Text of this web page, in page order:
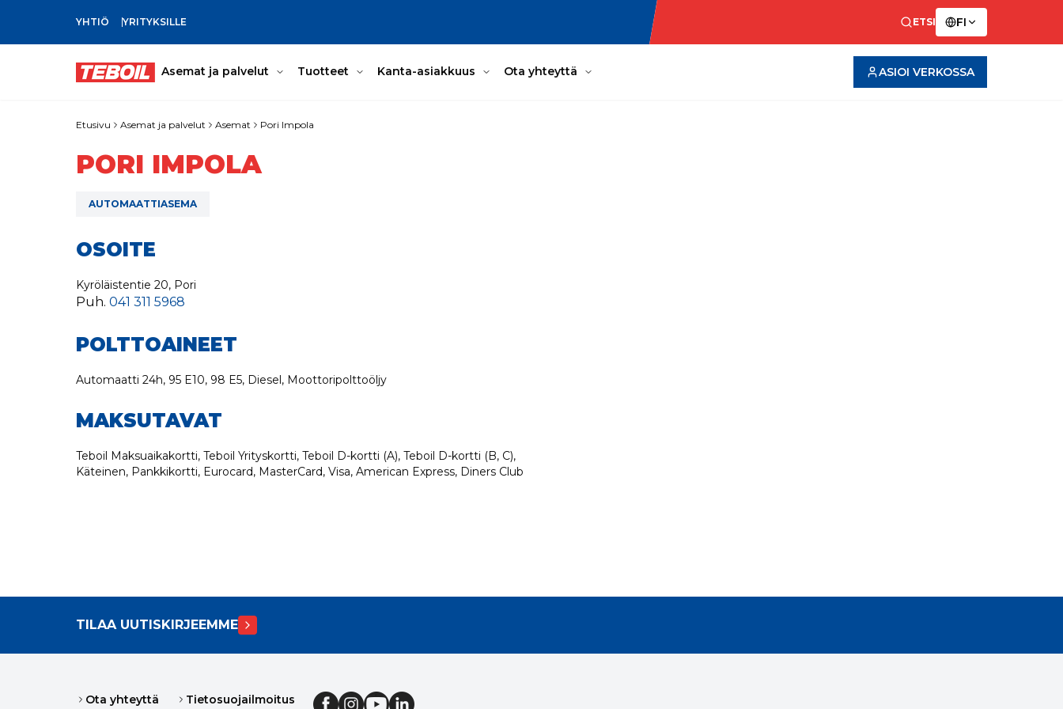
SIIRRY PÄÄSISÄLTÖÖN
YHTIÖ YRITYKSILLE ETSI FI
Asemat ja palvelut Tuotteet Kanta-asiakkuus Ota yhteyttä ASIOI VERKOSSA
Etusivu Asemat ja palvelut Asemat Pori Impola
PORI IMPOLA
AUTOMAATTIASEMA
OSOITE
Kyröläistentie 20, Pori
Puh. 041 311 5968
POLTTOAINEET
Automaatti 24h, 95 E10, 98 E5, Diesel, Moottoripolttoöljy
MAKSUTAVAT
Teboil Maksuaikakortti, Teboil Yrityskortti, Teboil D-kortti (A), Teboil D-kortti (B, C),
Käteinen, Pankkikortti, Eurocard, MasterCard, Visa, American Express, Diners Club
TILAA UUTISKIRJEEMME
Ota yhteyttä Tietosuojailmoitus